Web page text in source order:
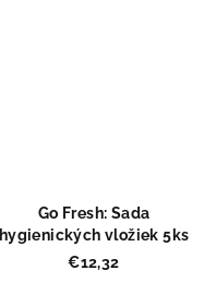
Go Fresh: Sada
hygienických vložiek 5ks
€12,32